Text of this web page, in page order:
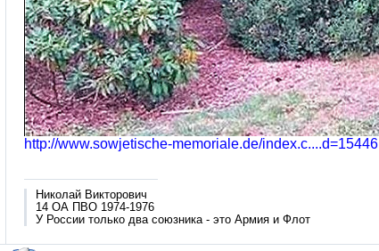
http://www.sowjetische-memoriale.de/index.c....d=15446
Николай Викторович
14 ОА ПВО 1974-1976
У России только два союзника - это Армия и Флот